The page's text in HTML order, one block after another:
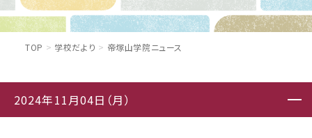
TOP 学校だより 帝塚山学院ニュース
2024年11月04日（月）